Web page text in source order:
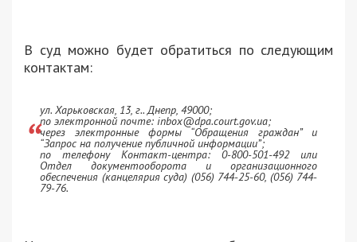
В суд можно будет обратиться по следующим
контактам:
ул. Харьковская, 13, г.. Днепр, 49000;
по электронной почте: inbox@dpa.court.gov.ua;
через электронные формы “Обращения граждан” и
“Запрос на получение публичной информации”;
по телефону Контакт-центра: 0-800-501-492 или
Отдел документооборота и организационного
обеспечения (канцелярия суда) (056) 744-25-60, (056) 744-
79-76.